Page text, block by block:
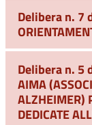
Delibera n. 7
Delibera n. 5
AIMA
ALZHEIMER)
DEDICATE